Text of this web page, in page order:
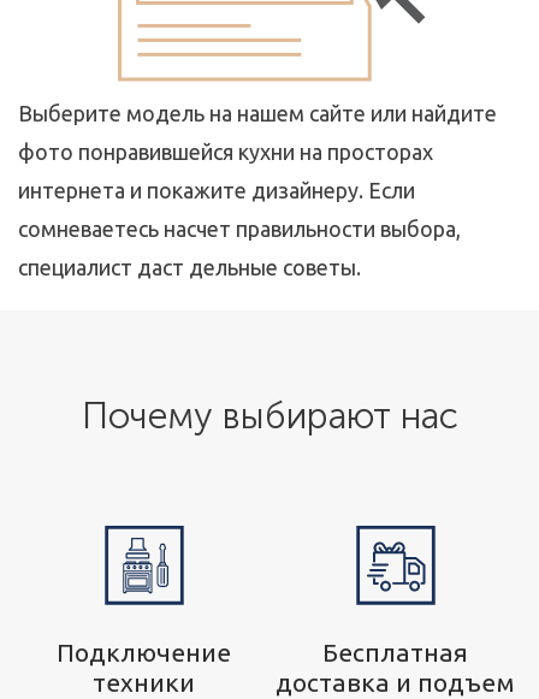
Выберите модель на нашем сайте или найдите
фото понравившейся кухни на просторах
интернета и покажите дизайнеру. Если
сомневаетесь насчет правильности выбора,
специалист даст дельные советы.
Почему выбирают нас
Подключение
техники
Бесплатная
доставка и подъем